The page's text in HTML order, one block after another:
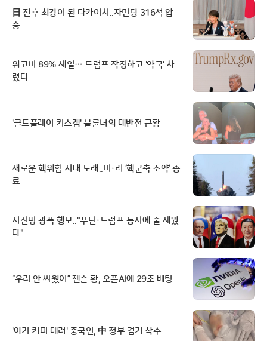
日 전후 최강이 된 다카이치..자민당 316석 압
승
위고비 89% 세일… 트럼프 작정하고 '약국' 차
렸다
'콜드플레이 키스캠' 불륜녀의 대반전 근황
새로운 핵위협 시대 도래..미·러 ‘핵군축 조약’ 종
료
시진핑 광폭 행보.."푸틴·트럼프 동시에 줄 세웠
다"
“우리 안 싸웠어” 젠슨 황, 오픈AI에 29조 베팅
'아기 커피 테러' 중국인, 中 정부 검거 착수